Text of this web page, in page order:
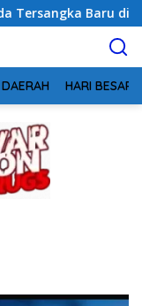
Baru di Kasus
HARI BESAR